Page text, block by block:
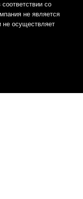
со
не является
не осуществляет